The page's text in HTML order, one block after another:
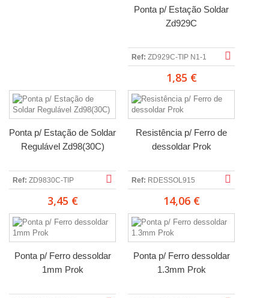
Ponta p/ Estação Soldar
Zd929C
Ref: ZD929C-TIP N1-1
1,85 €
Ponta p/ Estação de Soldar
Regulável Zd98(30C)
Ref: ZD9830C-TIP
3,45 €
Resistência p/ Ferro de
dessoldar Prok
Ref: RDESSOL915
14,06 €
Ponta p/ Ferro dessoldar
1mm Prok
Ponta p/ Ferro dessoldar
1.3mm Prok